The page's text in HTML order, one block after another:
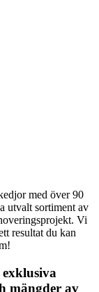
med över 90
utvalt sortiment av
Vi
resultat du kan
mängder av